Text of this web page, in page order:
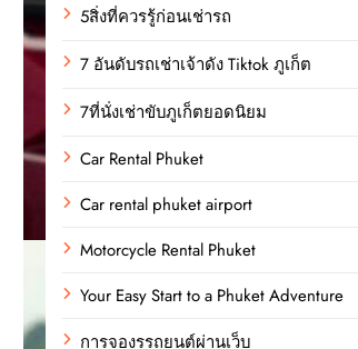
5สิ่งที่ควรรู้ก่อนเช่ารถ
7 อันดับรถเช่าเจ้าดัง Tiktok ภูเก็ต
7ที่นั่งเช่าขับภูเก็ตยอดนิยม
Car Rental Phuket
Car rental phuket airport
Motorcycle Rental Phuket
Your Easy Start to a Phuket Adventure
การจองรรถยนต์ผ่านเว็บ